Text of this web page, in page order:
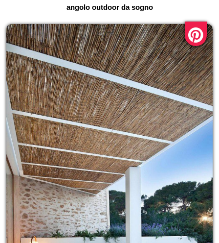
angolo outdoor da sogno